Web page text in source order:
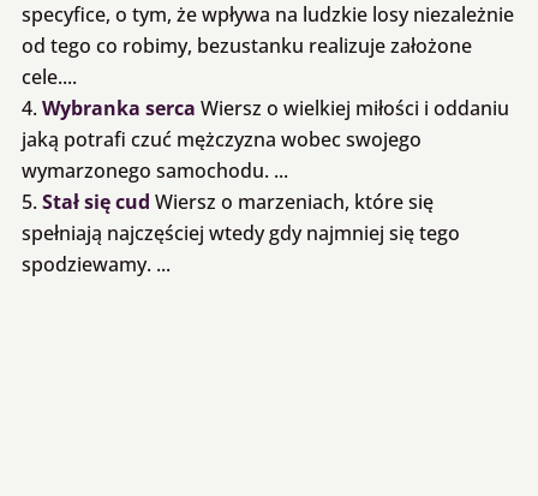
specyfice, o tym, że wpływa na ludzkie losy niezależnie
od tego co robimy, bezustanku realizuje założone
cele....
Wybranka serca Wiersz o wielkiej miłości i oddaniu
jaką potrafi czuć mężczyzna wobec swojego
wymarzonego samochodu. ...
Stał się cud Wiersz o marzeniach, które się
spełniają najczęściej wtedy gdy najmniej się tego
spodziewamy. ...